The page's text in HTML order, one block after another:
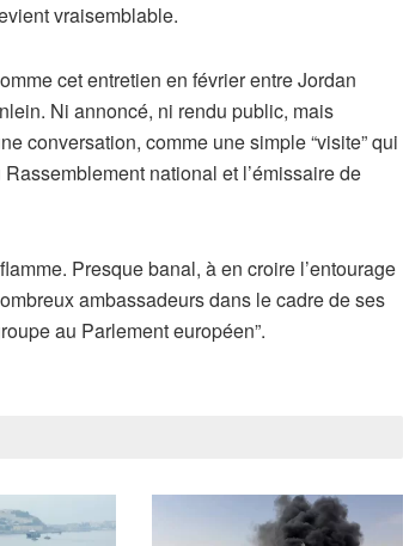
vraisemblable.
cet entretien en février entre Jordan
Ni annoncé, ni rendu public, mais
conversation, comme une simple “visite” qui
national et l’émissaire de
Presque banal, à en croire l’entourage
ambassadeurs dans le cadre de ses
au Parlement européen”.